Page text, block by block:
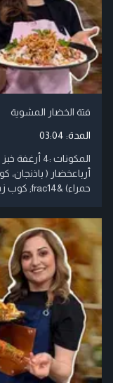
فتة الخضار المشوية
المدة: 03:04
أرباعخضار ( باذنجان،
حمراء) &frac14; كوب زيت زيتون ملح ....